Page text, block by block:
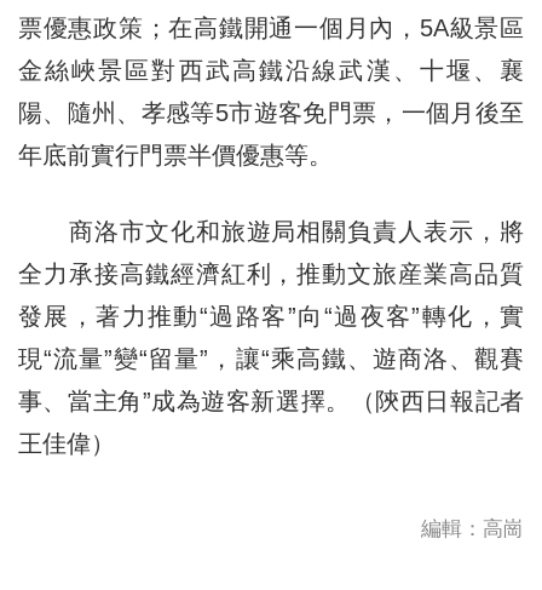
票優惠政策；在高鐵開通一個月內，5A級景區
金絲峽景區對西武高鐵沿線武漢、十堰、襄
陽、隨州、孝感等5市遊客免門票，一個月後至
年底前實行門票半價優惠等。
商洛市文化和旅遊局相關負責人表示，將
全力承接高鐵經濟紅利，推動文旅産業高品質
發展，著力推動“過路客”向“過夜客”轉化，實
現“流量”變“留量”，讓“乘高鐵、遊商洛、觀賽
事、當主角”成為遊客新選擇。（陝西日報記者
王佳偉）
編輯：高崗